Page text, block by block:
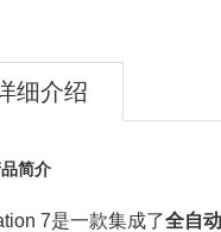
细介绍
简介
7是一款集成了全自